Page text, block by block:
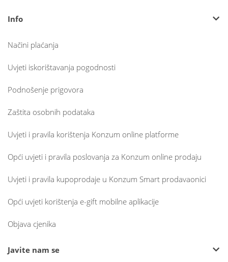
Info
Načini plaćanja
Uvjeti iskorištavanja pogodnosti
Podnošenje prigovora
Zaštita osobnih podataka
Uvjeti i pravila korištenja Konzum online platforme
Opći uvjeti i pravila poslovanja za Konzum online prodaju
Uvjeti i pravila kupoprodaje u Konzum Smart prodavaonici
Opći uvjeti korištenja e-gift mobilne aplikacije
Objava cjenika
Javite nam se